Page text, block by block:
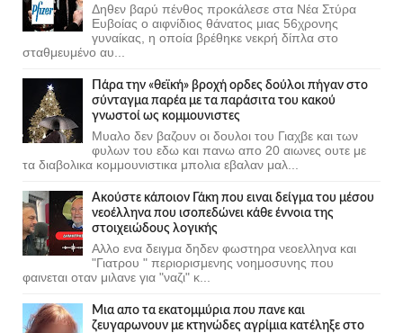
Δηθεν βαρύ πένθος προκάλεσε στα Νέα Στύρα
Ευβοίας ο αιφνίδιος θάνατος μιας 56χρονης
γυναίκας, η οποία βρέθηκε νεκρή δίπλα στο
σταθμευμένο αυ...
Πάρα την «θεϊκή» βροχή ορδες δούλοι πήγαν στο
σύνταγμα παρέα με τα παράσιτα του κακού
γνωστοί ως κομμουνιστες
Μυαλο δεν βαζουν οι δουλοι του Γιαχβε και των
φυλων του εδω και πανω απο 20 αιωνες ουτε με
τα διαβολικα κομμουνιστικα μπολια εβαλαν μαλ...
Ακούστε κάποιον Γάκη που ειναι δείγμα του μέσου
νεοέλληνα που ισοπεδώνει κάθε έννοια της
στοιχειώδους λογικής
Αλλο ενα δειγμα δηδεν φωστηρα νεοελληνα και
"Γιατρου " περιορισμενης νοημοσυνης που
φαινεται οταν μιλανε για "ναζι" κ...
Μια απο τα εκατομμύρια που πανε και
ζευγαρωνουν με κτηνώδες αγρίμια κατέληξε στο